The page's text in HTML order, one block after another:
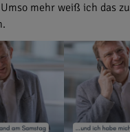
mehr weiß ich das zu